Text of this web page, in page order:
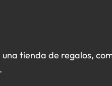
una tienda de regalos,